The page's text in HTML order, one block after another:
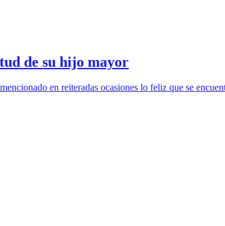
de su hijo mayor
en reiteradas ocasiones lo feliz que se